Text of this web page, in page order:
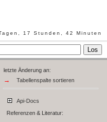
17 Stunden, 42 Minuten
Los
letzte Änderung an:
→ Tabellenspalte sortieren
Api-Docs
Referenzen & Literatur: